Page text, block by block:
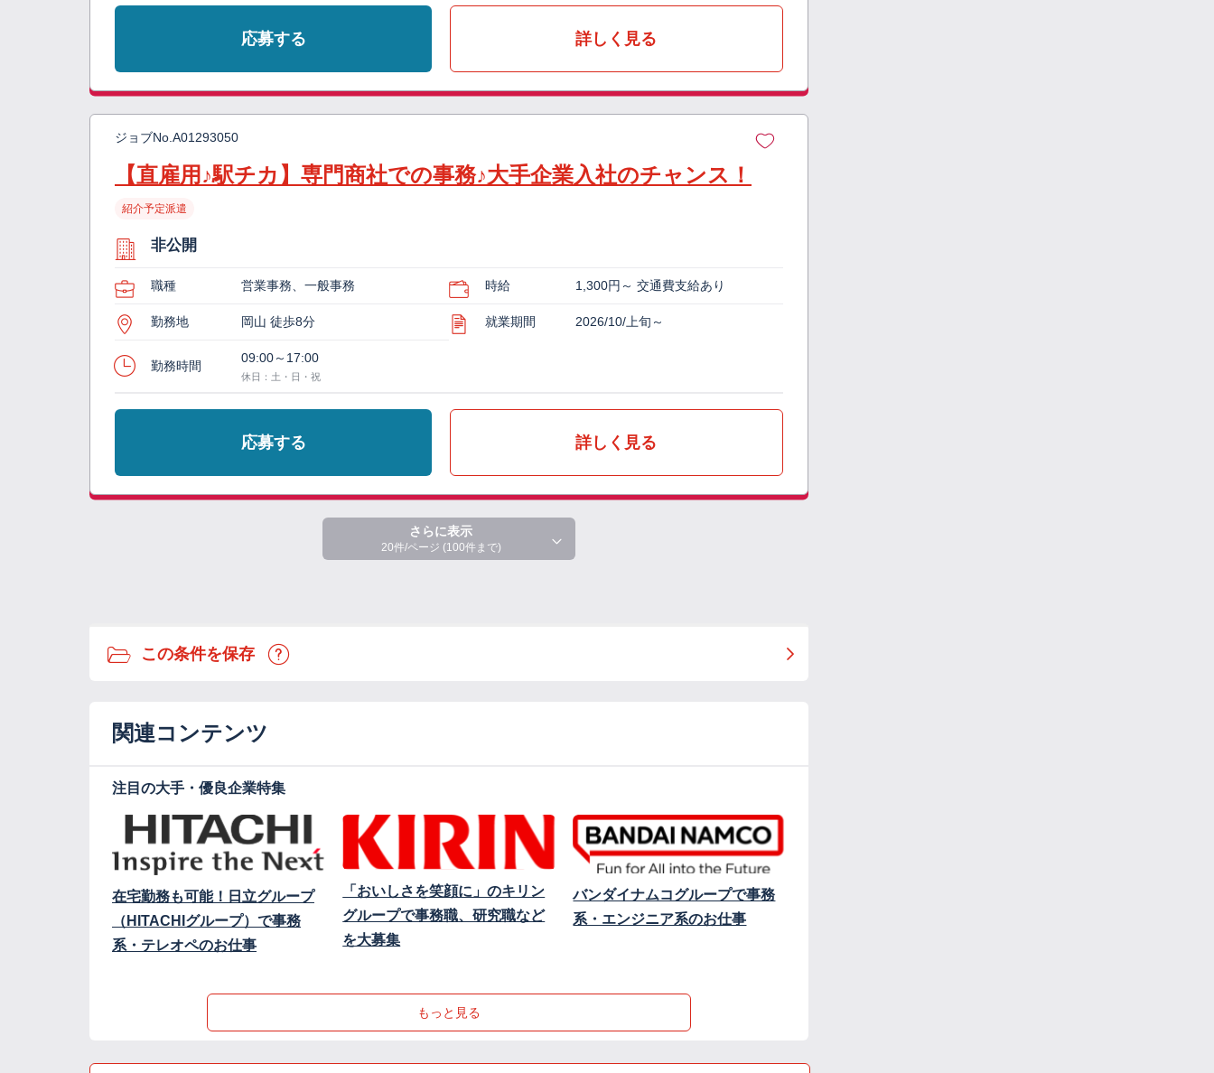
応募する 詳しく見る
ジョブNo. A01293050
【直雇用♪駅チカ】専門商社での事務♪大手企業入社のチャンス！
紹介予定派遣
非公開
職種 営業事務、一般事務 時給 1,300円～ 交通費支給あり
勤務地 岡山 徒歩8分 就業期間 2026/10/上旬～
勤務時間
09:00～17:00
休日：土・日・祝
応募する 詳しく見る
さらに表示
20件/ページ (100件まで)
この条件を保存
関連コンテンツ
注目の大手・優良企業特集
在宅勤務も可能！日立グループ
（HITACHIグループ）で事務
系・テレオペのお仕事
「おいしさを笑顔に」のキリン
グループで事務職、研究職など
を大募集
バンダイナムコグループで事務
系・エンジニア系のお仕事
もっと見る